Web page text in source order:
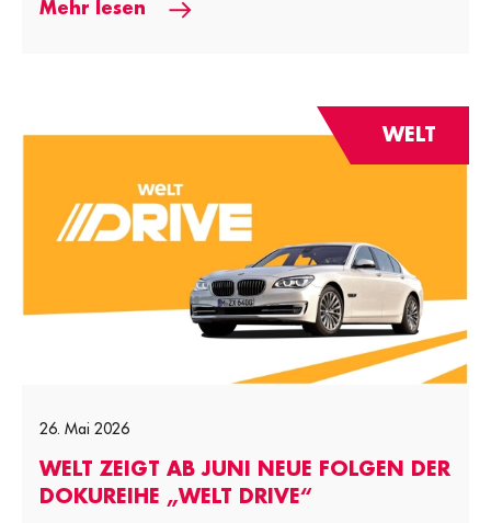
Mehr lesen
WELT
26. Mai 2026
WELT ZEIGT AB JUNI NEUE FOLGEN DER
DOKUREIHE „WELT DRIVE“